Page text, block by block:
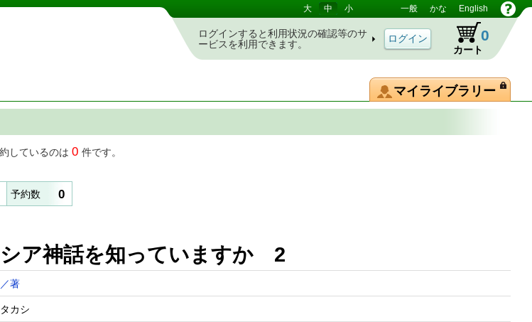
大 中 小 一般 かな English
ログインすると利用状況の確認等のサ
ービスを利用できます。
カート
0
マイライブラリー
しているのは 0 件です。
予約数 0
ア神話を知っていますか 2
著
カシ